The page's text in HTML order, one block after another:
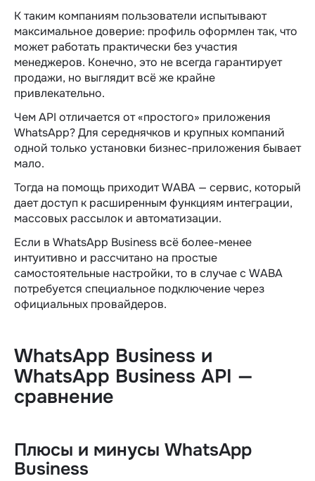
К таким компаниям пользователи испытывают
максимальное доверие: профиль оформлен так, что
может работать практически без участия
менеджеров. Конечно, это не всегда гарантирует
продажи, но выглядит всё же крайне
привлекательно.
Чем API отличается от «простого» приложения
WhatsApp? Для середнячков и крупных компаний
одной только установки бизнес-приложения бывает
мало.
Тогда на помощь приходит WABA — сервис, который
дает доступ к расширенным функциям интеграции,
массовых рассылок и автоматизации.
Если в WhatsApp Business всё более-менее
интуитивно и рассчитано на простые
самостоятельные настройки, то в случае с WABA
потребуется специальное подключение через
официальных провайдеров.
WhatsApp Business и
WhatsApp Business API —
сравнение
Плюсы и минусы WhatsApp
Business